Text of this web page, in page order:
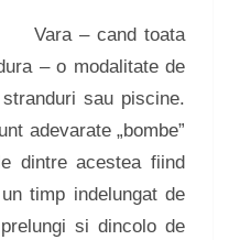
Vara – cand toata
– o modalitate de
sau piscine.
adevarate „bombe”
dintre acestea fiind
timp indelungat de
si dincolo de